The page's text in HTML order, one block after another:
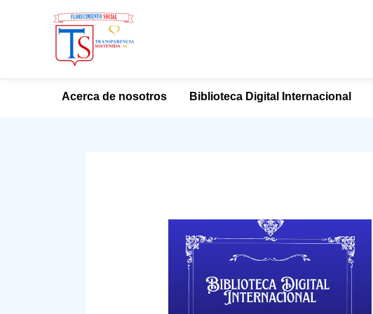
Acerca de nosotros Biblioteca Digital Internacional